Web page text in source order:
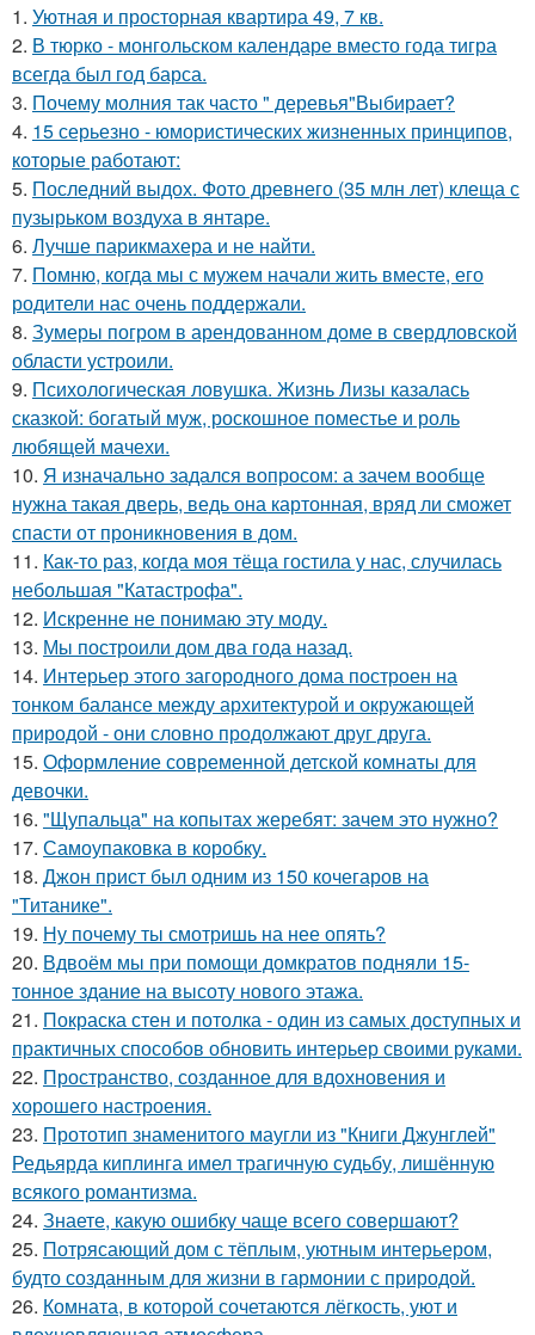
1. Уютная и просторная квартира 49, 7 кв.
2. В тюрко - монгольском календаре вместо года тигра
всегда был год барса.
3. Почему молния так часто " деревья"Выбирает?
4. 15 серьезно - юмористических жизненных принципов,
которые работают:
5. Последний выдох. Фото древнего (35 млн лет) клеща с
пузырьком воздуха в янтаре.
6. Лучше парикмахера и не найти.
7. Помню, когда мы с мужем начали жить вместе, его
родители нас очень поддержали.
8. Зумеры погром в арендованном доме в свердловской
области устроили.
9. Психологическая ловушка. Жизнь Лизы казалась
сказкой: богатый муж, роскошное поместье и роль
любящей мачехи.
10. Я изначально задался вопросом: а зачем вообще
нужна такая дверь, ведь она картонная, вряд ли сможет
спасти от проникновения в дом.
11. Как-то раз, когда моя тёща гостила у нас, случилась
небольшая "Катастрофа".
12. Искренне не понимаю эту моду.
13. Мы построили дом два года назад.
14. Интерьер этого загородного дома построен на
тонком балансе между архитектурой и окружающей
природой - они словно продолжают друг друга.
15. Оформление современной детской комнаты для
девочки.
16. "Щупальца" на копытах жеребят: зачем это нужно?
17. Самоупаковка в коробку.
18. Джон прист был одним из 150 кочегаров на
"Титанике".
19. Ну почему ты смотришь на нее опять?
20. Вдвоём мы при помощи домкратов подняли 15-
тонное здание на высоту нового этажа.
21. Покраска стен и потолка - один из самых доступных и
практичных способов обновить интерьер своими руками.
22. Пространство, созданное для вдохновения и
хорошего настроения.
23. Прототип знаменитого маугли из "Книги Джунглей"
Редьярда киплинга имел трагичную судьбу, лишённую
всякого романтизма.
24. Знаете, какую ошибку чаще всего совершают?
25. Потрясающий дом с тёплым, уютным интерьером,
будто созданным для жизни в гармонии с природой.
26. Комната, в которой сочетаются лёгкость, уют и